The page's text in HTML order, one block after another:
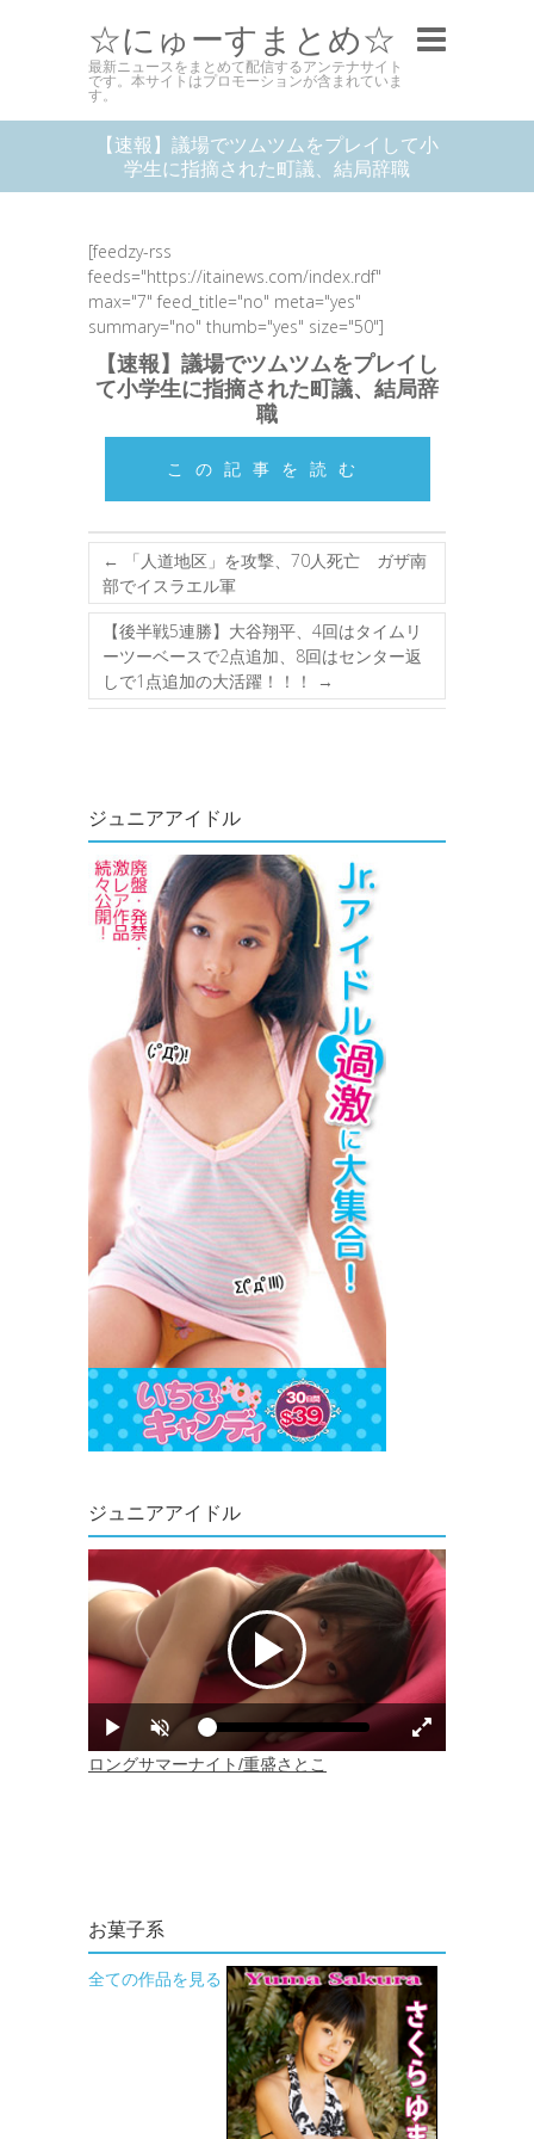
☆にゅーすまとめ☆
最新ニュースをまとめて配信するアンテナサイト
です。本サイトはプロモーションが含まれていま
す。
【速報】議場でツムツムをプレイして小
学生に指摘された町議、結局辞職
[feedzy-rss
feeds="https://itainews.com/index.rdf"
max="7" feed_title="no" meta="yes"
summary="no" thumb="yes" size="50"]
【速報】議場でツムツムをプレイし
て小学生に指摘された町議、結局辞
職
この記事を読む
←
「人道地区」を攻撃、70人死亡 ガザ南
部でイスラエル軍
【後半戦5連勝】大谷翔平、4回はタイムリ
ーツーベースで2点追加、8回はセンター返
しで1点追加の大活躍！！！
→
ジュニアアイドル
ジュニアアイドル
お菓子系
全ての作品を見る